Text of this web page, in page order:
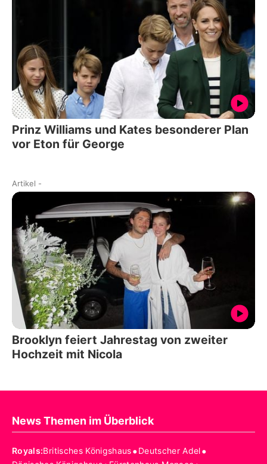
Prinz Williams und Kates besonderer Plan
vor Eton für George
Artikel -
Brooklyn feiert Jahrestag von zweiter
Hochzeit mit Nicola
News Themen im Überblick
Royals:Britisches Königshaus•Deutscher Adel•